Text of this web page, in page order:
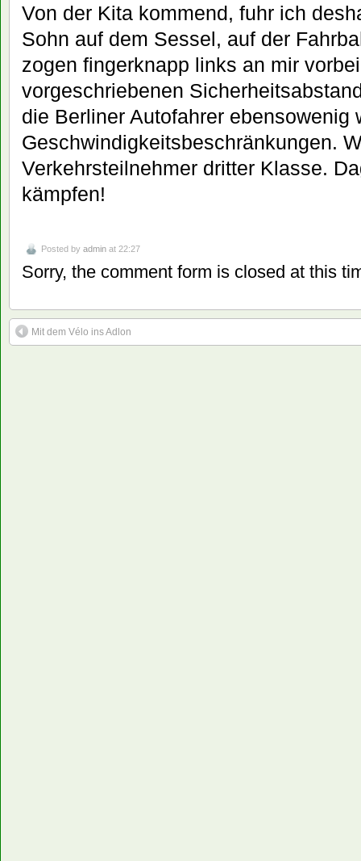
Von der Kita kommend, fuhr ich
Sohn auf dem Sessel, auf der
zogen fingerknapp links an mir
vorgeschriebenen
die Berliner Autofahrer ebensowenig
Geschwindigkeitsbeschränkungen.
Verkehrsteilnehmer dritter Klasse.
kämpfen!
Posted by admin at 22:27
Sorry, the comment form is closed at this
Mit dem Vélo ins Adlon